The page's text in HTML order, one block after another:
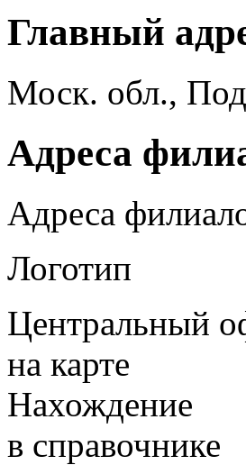
Главный
Моск. обл.,
Адреса
Адреса
Логотип
Центральный
на карте
Нахождение
в справочнике